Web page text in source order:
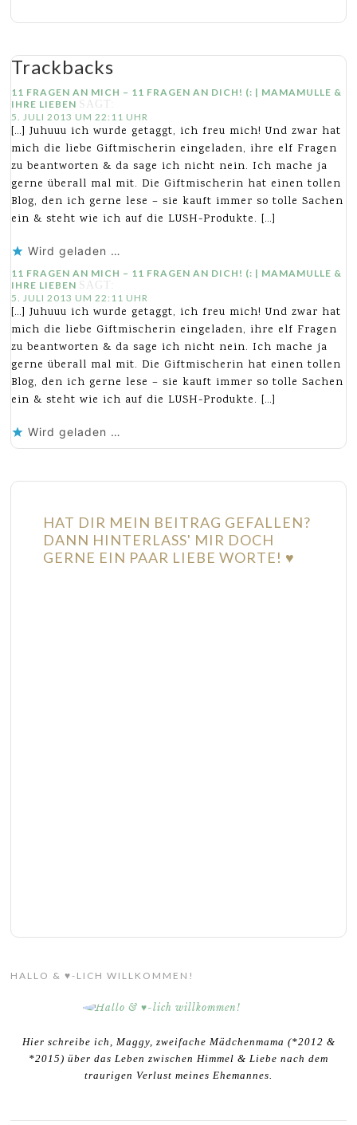
Trackbacks
11 FRAGEN AN MICH – 11 FRAGEN AN DICH! (: | MAMAMULLE &
IHRE LIEBEN SAGT:
5. JULI 2013 UM 22:11 UHR
[…] Juhuuu ich wurde getaggt, ich freu mich! Und zwar hat
mich die liebe Giftmischerin eingeladen, ihre elf Fragen
zu beantworten & da sage ich nicht nein. Ich mache ja
gerne überall mal mit. Die Giftmischerin hat einen tollen
Blog, den ich gerne lese – sie kauft immer so tolle Sachen
ein & steht wie ich auf die LUSH-Produkte. […]
Wird geladen …
11 FRAGEN AN MICH – 11 FRAGEN AN DICH! (: | MAMAMULLE &
IHRE LIEBEN SAGT:
5. JULI 2013 UM 22:11 UHR
[…] Juhuuu ich wurde getaggt, ich freu mich! Und zwar hat
mich die liebe Giftmischerin eingeladen, ihre elf Fragen
zu beantworten & da sage ich nicht nein. Ich mache ja
gerne überall mal mit. Die Giftmischerin hat einen tollen
Blog, den ich gerne lese – sie kauft immer so tolle Sachen
ein & steht wie ich auf die LUSH-Produkte. […]
Wird geladen …
HAT DIR MEIN BEITRAG GEFALLEN?
DANN HINTERLASS' MIR DOCH
GERNE EIN PAAR LIEBE WORTE! ♥
HALLO & ♥-LICH WILLKOMMEN!
Hier schreibe ich, Maggy, zweifache Mädchenmama (*2012 &
*2015) über das Leben zwischen Himmel & Liebe nach dem
traurigen Verlust meines Ehemannes.